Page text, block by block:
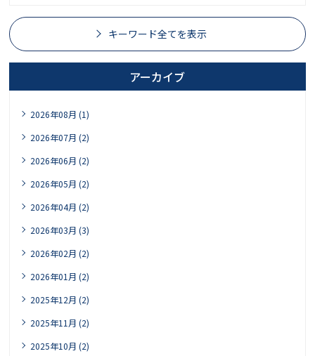
キーワード全てを表示
アーカイブ
2026年08月 (1)
2026年07月 (2)
2026年06月 (2)
2026年05月 (2)
2026年04月 (2)
2026年03月 (3)
2026年02月 (2)
2026年01月 (2)
2025年12月 (2)
2025年11月 (2)
2025年10月 (2)